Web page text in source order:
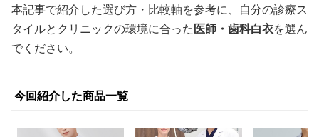
本記事で紹介した選び方・比較軸を参考に、自分の診療ス
タイルとクリニックの環境に合った医師・歯科白衣を選ん
でください。
今回紹介した商品一覧